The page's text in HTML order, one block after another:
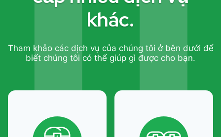
khác.
Tham khảo các dịch vụ của chúng tôi ở bên dưới để
biết chúng tôi có thể giúp gì được cho bạn.